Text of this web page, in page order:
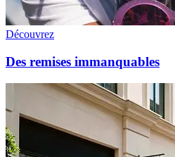
Découvrez
Des remises immanquables